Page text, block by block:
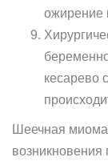
ожирение
кесарево
Шеечная миома